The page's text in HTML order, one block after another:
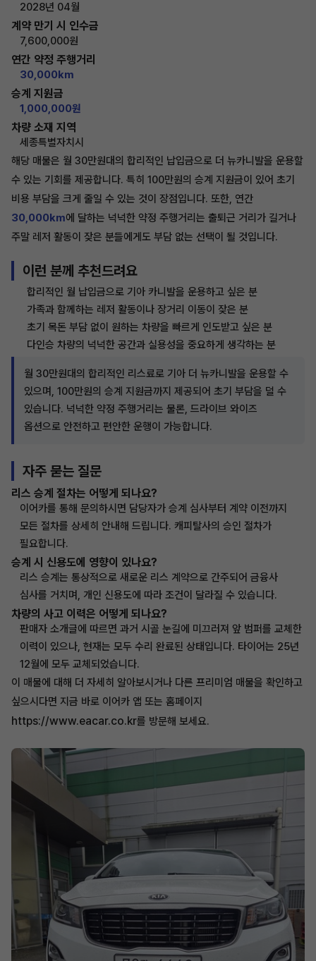
2028년 04월
계약 만기 시 인수금
7,600,000원
연간 약정 주행거리
30,000km
승계 지원금
1,000,000원
차량 소재 지역
세종특별자치시
해당 매물은 월 30만원대의 합리적인 납입금으로 더 뉴카니발을 운용할
수 있는 기회를 제공합니다. 특히 100만원의 승계 지원금이 있어 초기
비용 부담을 크게 줄일 수 있는 것이 장점입니다. 또한, 연간
30,000km에 달하는 넉넉한 약정 주행거리는 출퇴근 거리가 길거나
주말 레저 활동이 잦은 분들에게도 부담 없는 선택이 될 것입니다.
이런 분께 추천드려요
합리적인 월 납입금으로 기아 카니발을 운용하고 싶은 분
가족과 함께하는 레저 활동이나 장거리 이동이 잦은 분
초기 목돈 부담 없이 원하는 차량을 빠르게 인도받고 싶은 분
다인승 차량의 넉넉한 공간과 실용성을 중요하게 생각하는 분
월 30만원대의 합리적인 리스료로 기아 더 뉴카니발을 운용할 수
있으며, 100만원의 승계 지원금까지 제공되어 초기 부담을 덜 수
있습니다. 넉넉한 약정 주행거리는 물론, 드라이브 와이즈
옵션으로 안전하고 편안한 운행이 가능합니다.
자주 묻는 질문
리스 승계 절차는 어떻게 되나요?
이어카를 통해 문의하시면 담당자가 승계 심사부터 계약 이전까지
모든 절차를 상세히 안내해 드립니다. 캐피탈사의 승인 절차가
필요합니다.
승계 시 신용도에 영향이 있나요?
리스 승계는 통상적으로 새로운 리스 계약으로 간주되어 금융사
심사를 거치며, 개인 신용도에 따라 조건이 달라질 수 있습니다.
차량의 사고 이력은 어떻게 되나요?
판매자 소개글에 따르면 과거 시골 눈길에 미끄러져 앞 범퍼를 교체한
이력이 있으나, 현재는 모두 수리 완료된 상태입니다. 타이어는 25년
12월에 모두 교체되었습니다.
이 매물에 대해 더 자세히 알아보시거나 다른 프리미엄 매물을 확인하고
싶으시다면 지금 바로 이어카 앱 또는 홈페이지
https://www.eacar.co.kr를 방문해 보세요.